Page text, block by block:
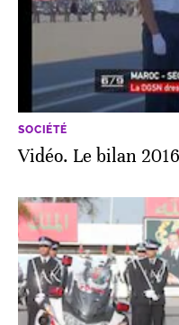
SOCIÉTÉ
Vidéo. Le bilan